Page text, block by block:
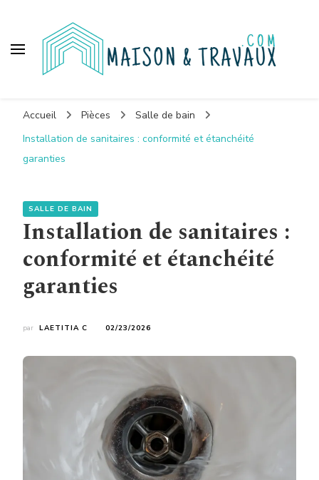
Accueil Pièces
Salle de bain
Installation de sanitaires : conformité et étanchéité
garanties
SALLE DE BAIN
Installation de sanitaires :
conformité et étanchéité
garanties
par LAETITIA C 02/23/2026